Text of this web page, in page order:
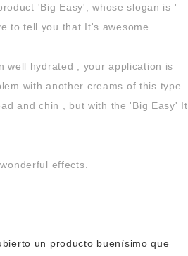
'Big Easy', whose slogan is '
to tell you that It's awesome .
well hydrated , your application is
with another creams of this type
and chin , but with the 'Big Easy' It
effects.
un producto buenísimo que